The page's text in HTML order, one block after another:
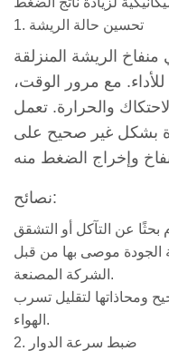
مصدر
3
الاستراتيجيات
التشغيلية
لزيادة
مخرجات
الإجهاد
1.
تحسين
ظروف
الدخول
والخروج
1. تحسين حالة الريشة
الريشة المنزلقة
للأداء. مع مرور الوقت،
والحرارة. تعمل
بشكل غير صحيح على
نصائح:
الجودة موصى بها من قبل
الشركة المصنعة.
ومحاذاتها لتقليل تسرب
الهواء.
2. ضبط سرعة الدوار